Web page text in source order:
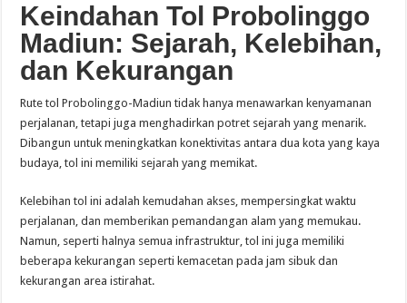
Keindahan Tol Probolinggo
Madiun: Sejarah, Kelebihan,
dan Kekurangan
Rute tol Probolinggo-Madiun tidak hanya menawarkan kenyamanan
perjalanan, tetapi juga menghadirkan potret sejarah yang menarik.
Dibangun untuk meningkatkan konektivitas antara dua kota yang kaya
budaya, tol ini memiliki sejarah yang memikat.
Kelebihan tol ini adalah kemudahan akses, mempersingkat waktu
perjalanan, dan memberikan pemandangan alam yang memukau.
Namun, seperti halnya semua infrastruktur, tol ini juga memiliki
beberapa kekurangan seperti kemacetan pada jam sibuk dan
kekurangan area istirahat.